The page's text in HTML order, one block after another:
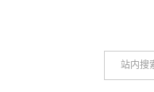
站内搜